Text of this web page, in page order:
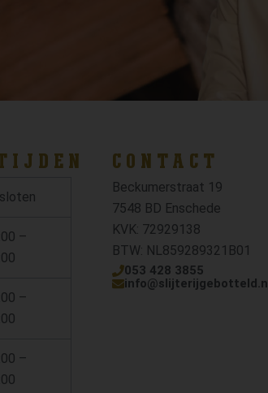
–
–
–
CONTACT
Beckumerstraat 19
7548 BD Enschede
KVK: 72929138
BTW: NL859289321B01
053 428 3855
info@slijterijgebotteld.nl